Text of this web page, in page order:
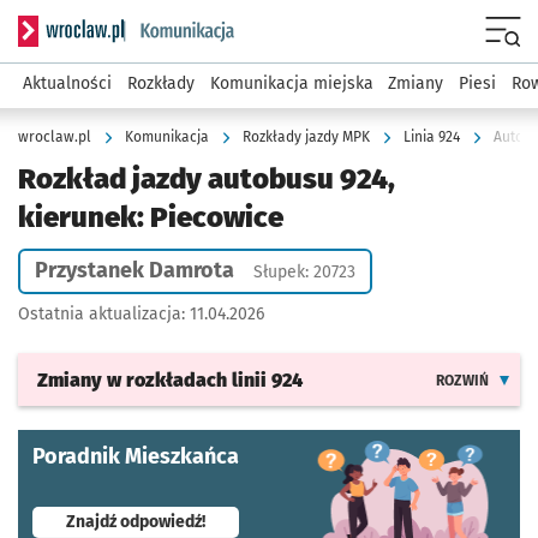
Serwis informacyjny wroclaw.pl podserwis: Komunikacja
Aktualności Rozkłady Komunikacja miejska Zmiany Piesi
wroclaw.pl Komunikacja Rozkłady jazdy MPK Linia 924
Rozkład jazdy autobusu 924,
kierunek: Piecowice
Przystanek Damrota Słupek: 20723
Ostatnia aktualizacja: 11.04.2026
Zmiany w rozkładach linii 924 ROZWIŃ
Poradnik Mieszkańca
Znajdź odpowiedź!- otworzy się w nowej karcie